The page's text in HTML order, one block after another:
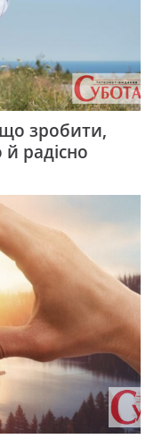
зробити,
радісно